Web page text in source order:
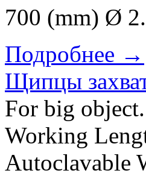
700 (mm) Ø
Подробнее →
Щипцы
For big
Working
Autoclavable